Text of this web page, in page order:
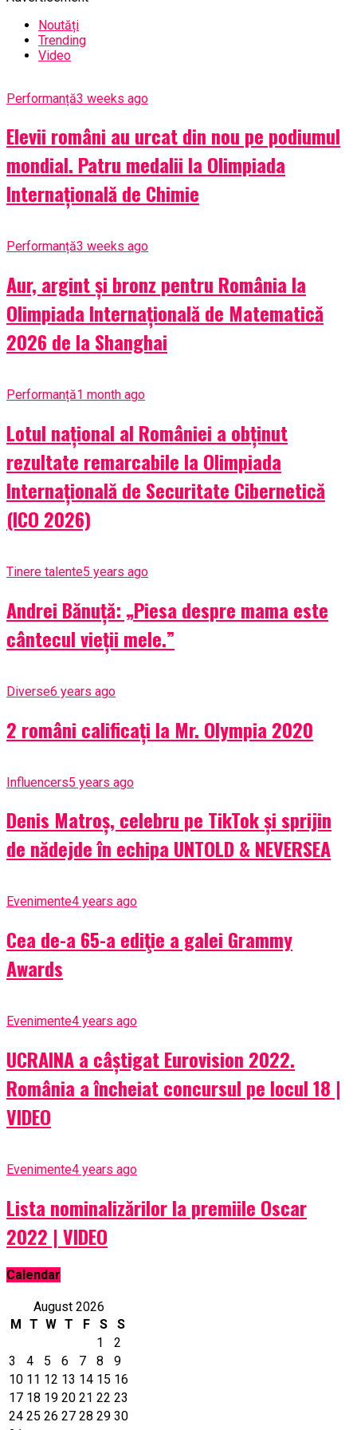
Noutăți
Trending
Video
Performanță3 weeks ago
Elevii români au urcat din nou pe podiumul
mondial. Patru medalii la Olimpiada
Internațională de Chimie
Performanță3 weeks ago
Aur, argint și bronz pentru România la
Olimpiada Internațională de Matematică
2026 de la Shanghai
Performanță1 month ago
Lotul național al României a obținut
rezultate remarcabile la Olimpiada
Internațională de Securitate Cibernetică
(ICO 2026)
Tinere talente5 years ago
Andrei Bănuță: „Piesa despre mama este
cântecul vieții mele.”
Diverse6 years ago
2 români calificați la Mr. Olympia 2020
Influencers5 years ago
Denis Matroș, celebru pe TikTok și sprijin
de nădejde în echipa UNTOLD & NEVERSEA
Evenimente4 years ago
Cea de-a 65-a ediţie a galei Grammy
Awards
Evenimente4 years ago
UCRAINA a câștigat Eurovision 2022.
România a încheiat concursul pe locul 18 |
VIDEO
Evenimente4 years ago
Lista nominalizărilor la premiile Oscar
2022 | VIDEO
Calendar
August 2026
M
T W T F S
S
1
2
3
4 5 6 7 8
9
10 11 12 13 14 15 16
17 18 19 20 21 22 23
24 25 26 27 28 29 30